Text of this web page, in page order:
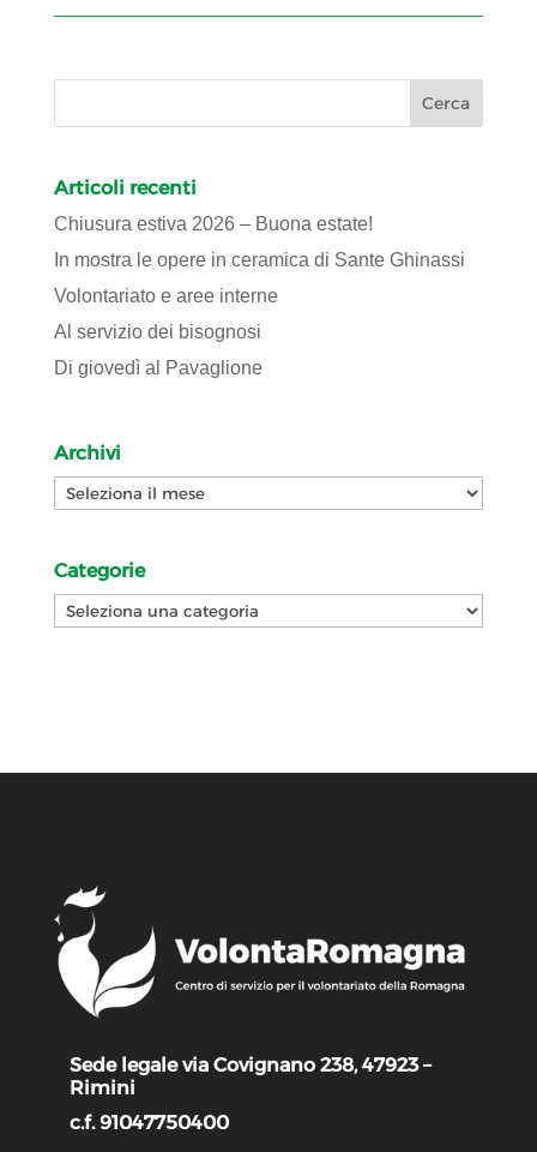
Articoli recenti
Chiusura estiva 2026 – Buona estate!
In mostra le opere in ceramica di Sante Ghinassi
Volontariato e aree interne
Al servizio dei bisognosi
Di giovedì al Pavaglione
Archivi
Archivi
Categorie
Categorie
Sede legale via Covignano 238, 47923 –
Rimini
c.f. 91047750400